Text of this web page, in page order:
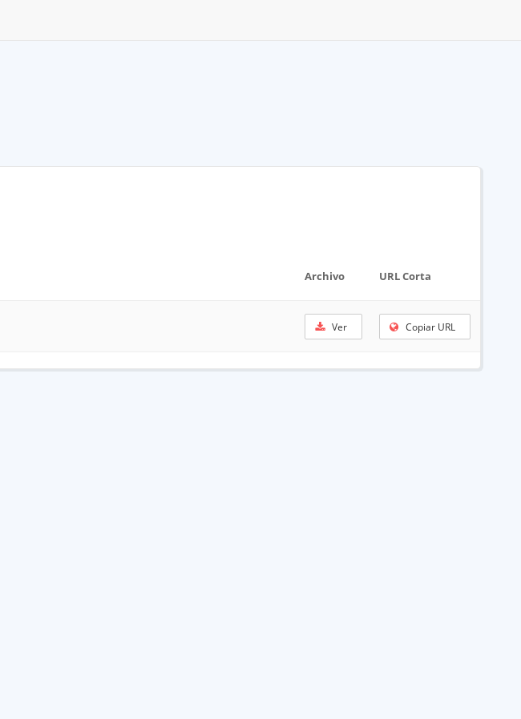
Archivo URL Corta
Ver Copiar URL